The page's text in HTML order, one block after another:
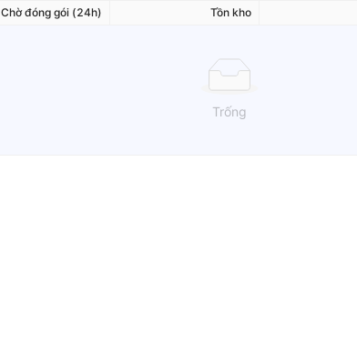
Chờ đóng gói (24h) Tồn kho
Trống